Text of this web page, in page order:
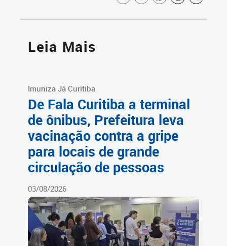
Leia Mais
Imuniza Já Curitiba
De Fala Curitiba a terminal
de ônibus, Prefeitura leva
vacinação contra a gripe
para locais de grande
circulação de pessoas
03/08/2026